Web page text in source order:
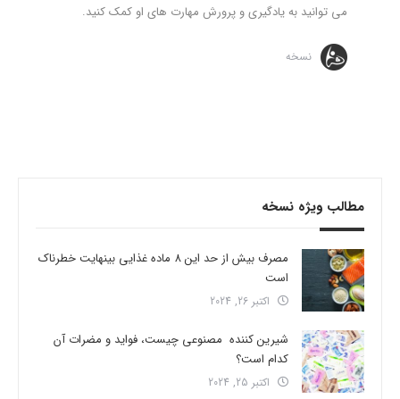
می توانید به یادگیری و پرورش مهارت های او کمک کنید.
نسخه
مطالب ویژه نسخه
مصرف بیش از حد این 8 ماده غذایی بینهایت خطرناک
است
اکتبر 26, 2024
شیرین کننده مصنوعی چیست، فواید و مضرات آن
کدام است؟
اکتبر 25, 2024